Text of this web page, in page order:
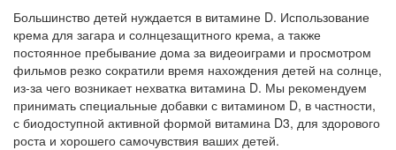
Большинство детей нуждается в витамине D. Использование
крема для загара и солнцезащитного крема, а также
постоянное пребывание дома за видеоиграми и просмотром
фильмов резко сократили время нахождения детей на солнце,
из-за чего возникает нехватка витамина D. Мы рекомендуем
принимать специальные добавки с витамином D, в частности,
с биодоступной активной формой витамина D3, для здорового
роста и хорошего самочувствия ваших детей.